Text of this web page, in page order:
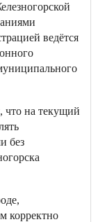
ведётся
что на текущий
без
корректно